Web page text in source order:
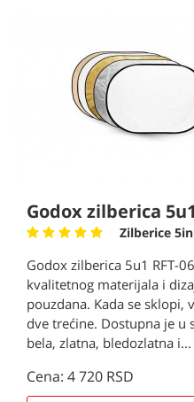
Godox zilberica
Zilberice
Godox zilberica 5u1 RFT-
kvalitetnog materijala i
pouzdana. Kada se sklopi,
dve trećine. Dostupna je u
bela, zlatna, bledozlatna i...
Cena: 4 720 RSD